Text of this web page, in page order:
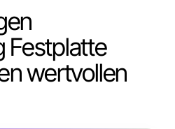
Festplatte
wertvollen